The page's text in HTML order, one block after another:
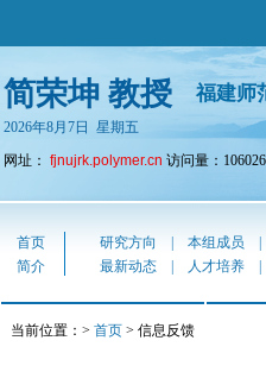
简荣坤 教授 福建师
2026年8月7日 星期五
网址： fjnujrk.polymer.cn 访问量：106026
首页 研究方向 本组成员
简介
最新动态 人才培养
当前位置：> 首页 > 信息反馈